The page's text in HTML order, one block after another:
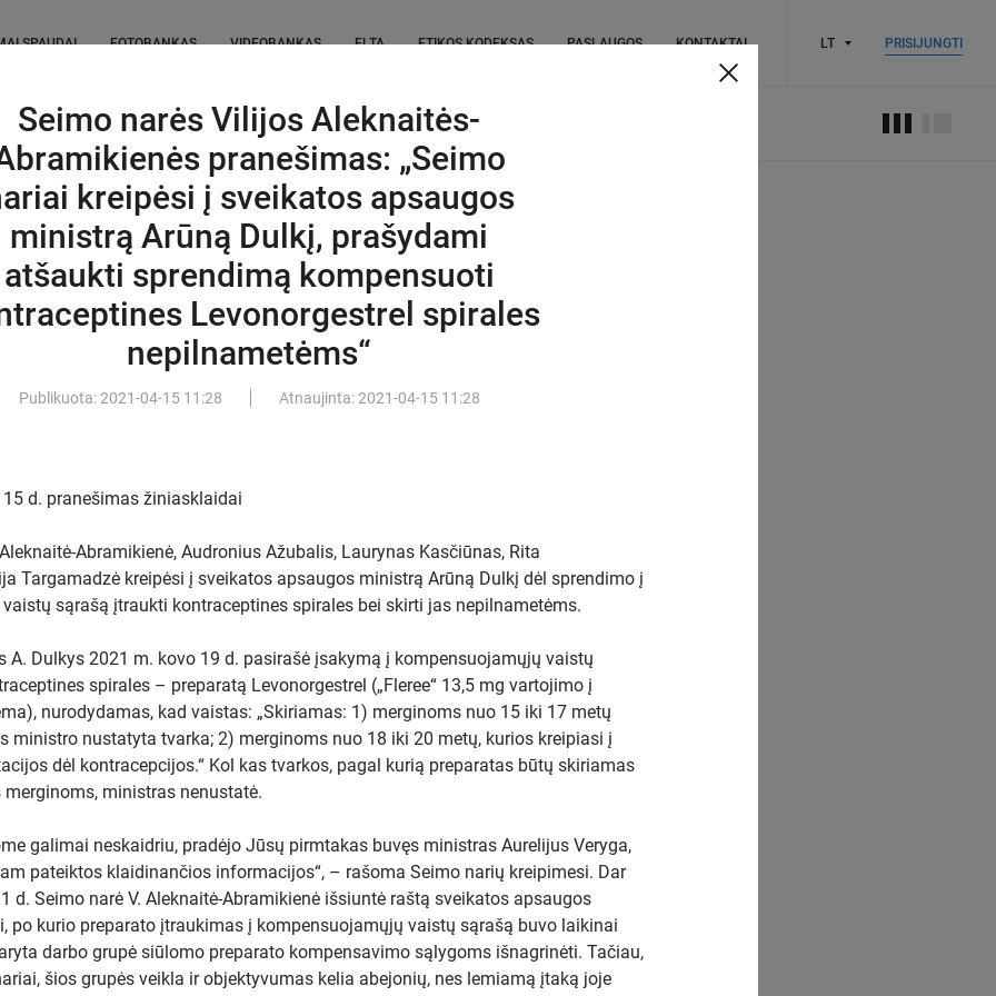
SPAUDAI FOTOBANKAS VIDEOBANKAS ELTA ETIKOS KODEKSAS PASLAUGOS KONTAKTAI LT PRISIJUNGTI
IEŠKOTI
Detali paieška
metams – iššūkis šeimoms:
kai vaikų – penki
(2)
pirmadienį susitiks su
ir Vilniaus meru
Sutartis dar nenutraukta –
sprendimai
(1)
grynasis pelnas – daugiau nei 6
pusmečio rezultatai:
perdavimo sistema
generacijai
valdymą
Meras pasitelkė juodąsias
dirbome nuostolingai, ką gali
(1)
Čaplinsko pranešimas: „Kodėl
taip sunku ką nors pakeisti
(3)
– naktiniai kelio darbai
svieste keptos voveraitės su
Seimo narės Vilijos Aleknaitės-
pranešimas: „Seimo
kreipėsi į sveikatos apsaugos
ministrą Arūną Dulkį, prašydami
atšaukti sprendimą kompensuoti
Levonorgestrel spirales
nepilnametėms“
Publikuota:2021-04-15 11:28 Atnaujinta:2021-04-15 11:28
d. pranešimas žiniasklaidai
Abramikienė, Audronius Ažubalis, Laurynas Kasčiūnas, Rita
Targamadzė kreipėsi į sveikatos apsaugos ministrą Arūną Dulkį dėl sprendimo į
sąrašą įtraukti kontraceptines spirales bei skirti jas nepilnametėms.
A. Dulkys 2021 m. kovo 19 d. pasirašė įsakymą į kompensuojamųjų vaistų
spirales – preparatą Levonorgestrel („Fleree“ 13,5 mg vartojimo į
nurodydamas, kad vaistas: „Skiriamas: 1) merginoms nuo 15 iki 17 metų
ministro nustatyta tvarka; 2) merginoms nuo 18 iki 20 metų, kurios kreipiasi į
dėl kontracepcijos.“ Kol kas tvarkos, pagal kurią preparatas būtų skiriamas
ministras nenustatė.
galimai neskaidriu, pradėjo Jūsų pirmtakas buvęs ministras Aurelijus Veryga,
pateiktos klaidinančios informacijos“, – rašoma Seimo narių kreipimesi. Dar
d. Seimo narė V. Aleknaitė-Abramikienė išsiuntė raštą sveikatos apsaugos
po kurio preparato įtraukimas į kompensuojamųjų vaistų sąrašą buvo laikinai
darbo grupė siūlomo preparato kompensavimo sąlygoms išnagrinėti. Tačiau,
šios grupės veikla ir objektyvumas kelia abejonių, nes lemiamą įtaką joje